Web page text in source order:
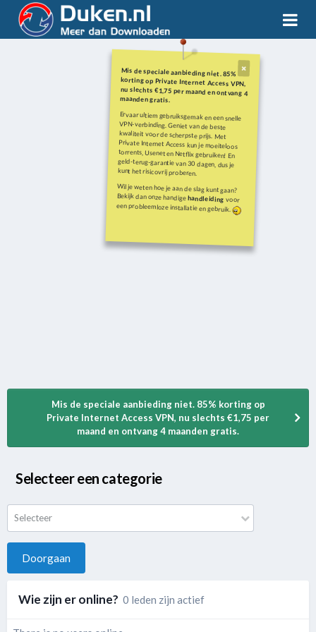
Mis de speciale aanbieding niet. 85%
korting op Private Internet Access VPN,
nu slechts €1,75 per maand en ontvang 4
maanden gratis.
Ervaar ultiem gebruiksgemak en een snelle
VPN-verbinding. Geniet van de beste
kwaliteit voor de scherpste prijs. Met
Private Internet Access kun je moeiteloos
torrents, Usenet en Netflix gebruiken! En
geld-terug-garantie van 30 dagen, dus je
kunt het risicovrij proberen.
Wil je weten hoe je aan de slag kunt gaan?
Bekijk dan onze handigehandleiding voor
een probleemloze installatie en gebruik.
Mis de speciale aanbieding niet. 85% korting op
Private Internet Access VPN, nu slechts €1,75 per
maand en ontvang 4 maanden gratis.
Selecteer een categorie
Selecteer
Doorgaan
Wie zijn er online? 0 leden zijn actief